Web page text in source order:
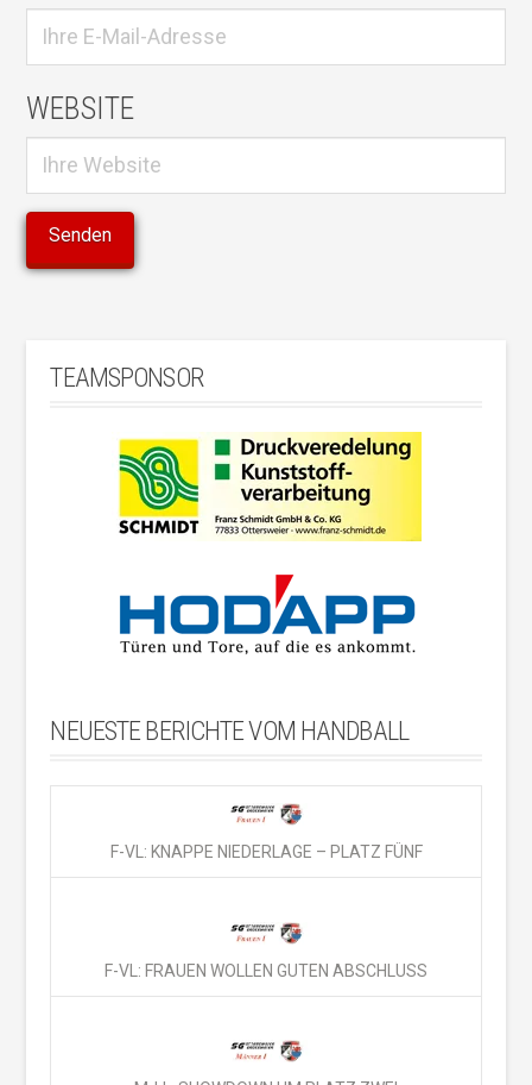
WEBSITE
TEAMSPONSOR
NEUESTE BERICHTE VOM HANDBALL
F-VL: KNAPPE NIEDERLAGE – PLATZ FÜNF
F-VL: FRAUEN WOLLEN GUTEN ABSCHLUSS